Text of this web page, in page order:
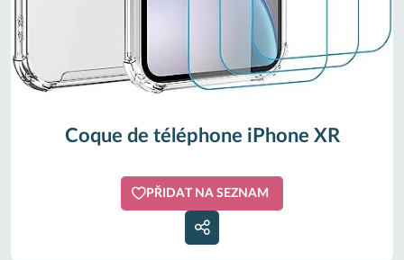
Coque de téléphone iPhone XR
PŘIDAT NA SEZNAM